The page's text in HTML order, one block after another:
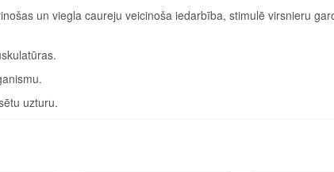
un viegla caureju veicinoša iedarbība, stimulē virsnieru
uzturu.